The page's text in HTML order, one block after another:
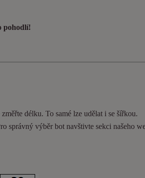
pohodlí!
délku. To samé lze udělat i se šířkou.
správný výběr bot navštivte sekci našeho